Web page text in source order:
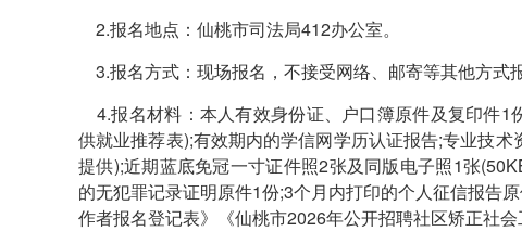
2.报名地点：仙桃市司法局412办公室。
3.报名方式：现场报名，不接受网络、邮寄等其他方式报
4.报名材料：本人有效身份证、户口簿原件及复印件1
供就业推荐表);有效期内的学信网学历认证报告;专业技
提供);近期蓝底免冠一寸证件照2张及同版电子照1张
的无犯罪记录证明原件1份;3个月内打印的个人征信报告
作者报名登记表》《仙桃市2026年公开招聘社区矫正社会